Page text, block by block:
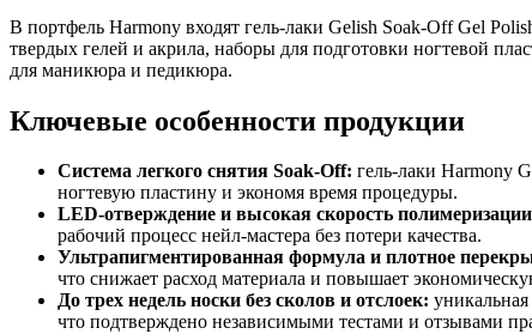
В портфель Harmony входят гель-лаки Gelish Soak-Off Gel
твердых гелей и акрила, наборы для подготовки ногтевой
для маникюра и педикюра.
Ключевые особенности продукции
Система легкого снятия Soak-Off: гель-лаки Harmony
ногтевую пластину и экономя время процедуры.
LED-отверждение и высокая скорость
рабочий процесс нейл-мастера без потери качества.
Ультрапигментированная формула и плотное
что снижает расход материала и повышает
До трех недель носки без сколов и отслоек:
что подтверждено независимыми тестами и отзывами